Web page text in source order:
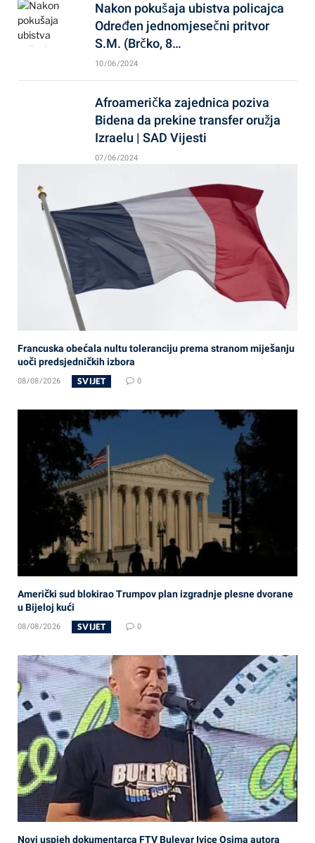
Nakon pokušaja ubistva policajca
Određen jednomjesečni pritvor
S.M. (Brčko, 8…
10/06/2024
Afroamerička zajednica poziva
Bidena da prekine transfer oružja
Izraelu | SAD Vijesti
07/06/2024
Francuska obećala nultu toleranciju prema stranom miješanju
uoči predsjedničkih izbora
08/08/2026 SVIJET 0
Američki sud blokirao Trumpov plan izgradnje plesne dvorane
u Bijeloj kući
08/08/2026 SVIJET 0
Novi uspjeh dokumentarca FTV Bulevar Ivice Osima autora